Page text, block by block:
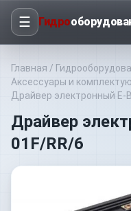
☰ Гидро
Главная /
Аксессуары и
Драйвер электронный E-
Драйвер
01F/RR/6